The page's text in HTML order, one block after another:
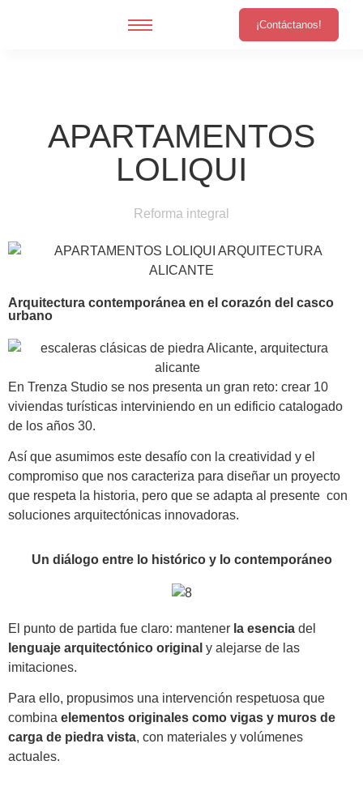
¡Contáctanos!
APARTAMENTOS
LOLIQUI
Reforma integral
Arquitectura contemporánea en el corazón del casco
urbano
En Trenza Studio se nos presenta un gran reto: crear 10
viviendas turísticas interviniendo en un edificio catalogado
de los años 30.
Así que asumimos este desafío con la creatividad y el
compromiso que nos caracteriza para diseñar un proyecto
que respeta la historia, pero que se adapta al presente con
soluciones arquitectónicas innovadoras.
Un diálogo entre lo histórico y lo contemporáneo
El punto de partida fue claro: mantener la esencia del
lenguaje arquitectónico original y alejarse de las
imitaciones.
Para ello, propusimos una intervención respetuosa que
combina elementos originales como vigas y muros de
carga de piedra vista, con materiales y volúmenes
actuales.